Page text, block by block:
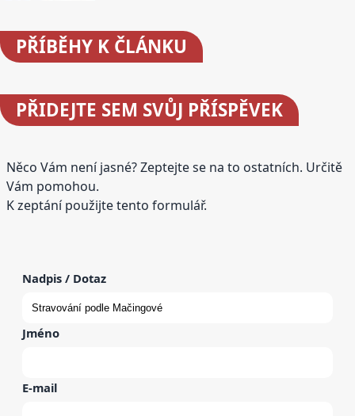
PŘÍBĚHY K ČLÁNKU
PŘIDEJTE SEM SVŮJ PŘÍSPĚVEK
Něco Vám není jasné? Zeptejte se na to ostatních. Určitě
Vám pomohou.
K zeptání použijte tento formulář.
Nadpis / Dotaz
Jméno
E-mail